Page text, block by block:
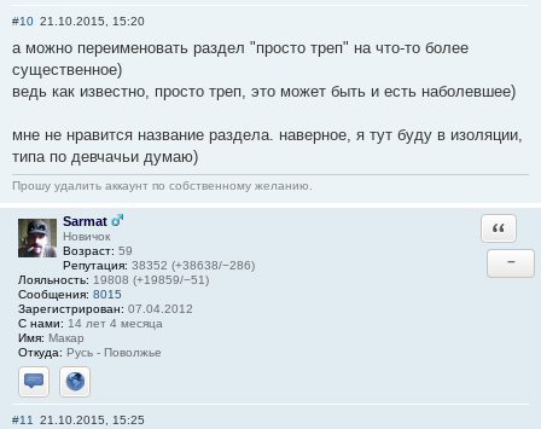
#10 21.10.2015, 15:20
а можно переименовать раздел "просто треп" на что-то более
существенное)
ведь как известно, просто треп, это может быть и есть наболевшее)
мне не нравится название раздела. наверное, я тут буду в изоляции,
типа по девчачьи думаю)
Прошу удалить аккаунт по собственному желанию.
Sarmat
Новичок
Возраст: 59
Репутация: 38352 (+38638/−286)
Лояльность: 19808 (+19859/−51)
Сообщения: 8015
Зарегистрирован: 07.04.2012
С нами: 14 лет 4 месяца
Имя: Макар
Откуда: Русь - Поволжье
Отправить личное сообщение
Сайт
−
#11 21.10.2015, 15:25